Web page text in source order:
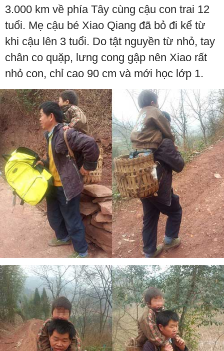
3.000 km về phía Tây cùng cậu con trai 12
tuổi. Mẹ cậu bé Xiao Qiang đã bỏ đi kể từ
khi cậu lên 3 tuổi. Do tật nguyền từ nhỏ, tay
chân co quặp, lưng cong gập nên Xiao rất
nhỏ con, chỉ cao 90 cm và mới học lớp 1.